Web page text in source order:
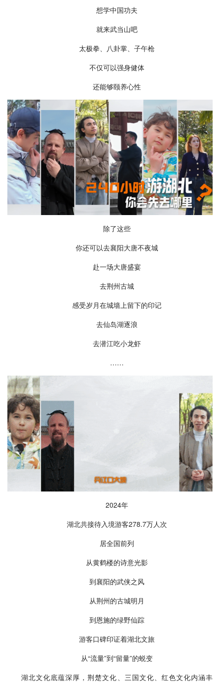
想学中国功夫
就来武当山吧
太极拳、八卦掌、子午枪
不仅可以强身健体
还能够颐养心性
除了这些
你还可以去襄阳大唐不夜城
赴一场大唐盛宴
去荆州古城
感受岁月在城墙上留下的印记
去仙岛湖逐浪
去潜江吃小龙虾
……
2024年
湖北共接待入境游客278.7万人次
居全国前列
从黄鹤楼的诗意光影
到襄阳的武侠之风
从荆州的古城明月
到恩施的绿野仙踪
游客口碑印证着湖北文旅
从“流量”到“留量”的蜕变
湖北文化底蕴深厚，荆楚文化、三国文化、红色文化内涵丰